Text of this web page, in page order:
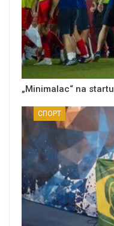
„Minimalac“ na startu
СПОРТ